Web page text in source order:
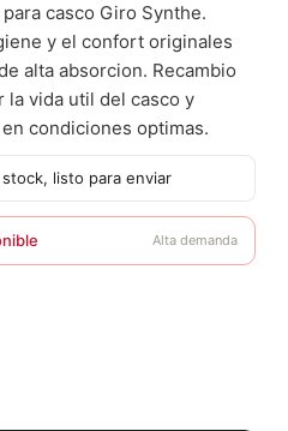
casco Giro Synthe.
y el confort originales
alta absorcion. Recambio
la vida util del casco y
condiciones optimas.
listo para enviar
Alta demanda